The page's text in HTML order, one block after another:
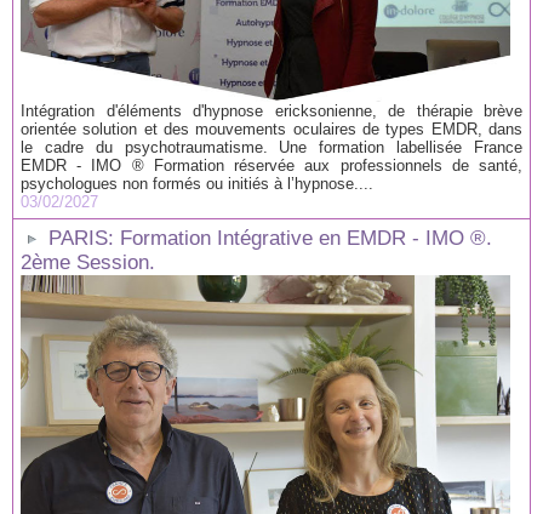
Intégration d'éléments d'hypnose ericksonienne, de thérapie brève
orientée solution et des mouvements oculaires de types EMDR, dans
le cadre du psychotraumatisme. Une formation labellisée France
EMDR - IMO ® Formation réservée aux professionnels de santé,
psychologues non formés ou initiés à l’hypnose....
03/02/2027
PARIS: Formation Intégrative en EMDR - IMO ®.
2ème Session.